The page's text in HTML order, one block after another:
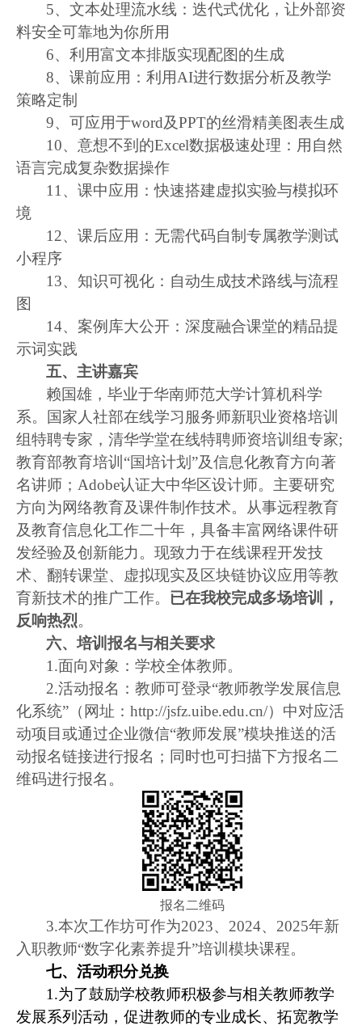
5、文本处理流水线：迭代式优化，让外部资
料安全可靠地为你所用
6、利用富文本排版实现配图的生成
8、课前应用：利用AI进行数据分析及教学
策略定制
9、可应用于word及PPT的丝滑精美图表生成
10、意想不到的Excel数据极速处理：用自然
语言完成复杂数据操作
11、课中应用：快速搭建虚拟实验与模拟环
境
12、课后应用：无需代码自制专属教学测试
小程序
13、知识可视化：自动生成技术路线与流程
图
14、案例库大公开：深度融合课堂的精品提
示词实践
五、主讲嘉宾
赖国雄，毕业于华南师范大学计算机科学
系。国家人社部在线学习服务师新职业资格培训
组特聘专家，清华学堂在线特聘师资培训组专家;
教育部教育培训“国培计划”及信息化教育方向著
名讲师； Adobe认证大中华区设计师。主要研究
方向为网络教育及课件制作技术。从事远程教育
及教育信息化工作二十年，具备丰富网络课件研
发经验及创新能力。现致力于在线课程开发技
术、翻转课堂、虚拟现实及区块链协议应用等教
育新技术的推广工作。 已在我校完成多场培训，
反响热烈。
六、培训报名与相关要求
1.面向对象：学校全体教师。
2.活动报名：教师可登录“教师教学发展信息
化系统”（网址： http://jsfz.uibe.edu.cn/）中对应活
动项目或通过企业微信“教师发展”模块推送的活
动报名链接进行报名；同时也可扫描下方报名二
维码进行报名。
报名二维码
3.本次工作坊可作为2023、 2024、 2025年新
入职教师“数字化素养提升”培训模块课程。
七、活动积分兑换
1.为了鼓励学校教师积极参与相关教师教学
发展系列活动，促进教师的专业成长、拓宽教学